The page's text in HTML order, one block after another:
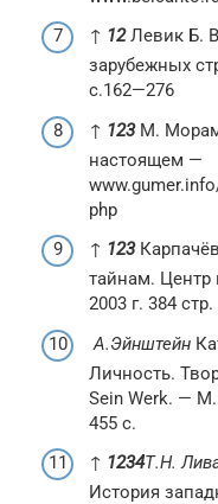
↑ 12Левик Б.
зарубежных
с.162—276
↑ 123М.
настоящем —
php
↑ 123
тайнам. Центр
2003 г. 384
А.Эйнштейн
Личность.
Sein Werk. —
455 с.
↑ 1234Т.Н.
История